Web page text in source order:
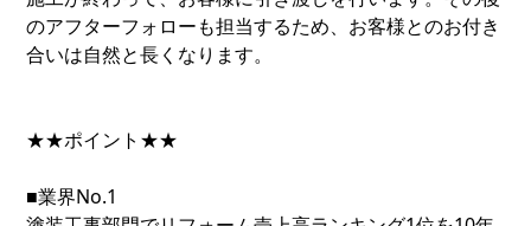
のアフターフォローも担当するため、お客様とのお付き
合いは自然と長くなります。
★★ポイント★★
■業界No.1